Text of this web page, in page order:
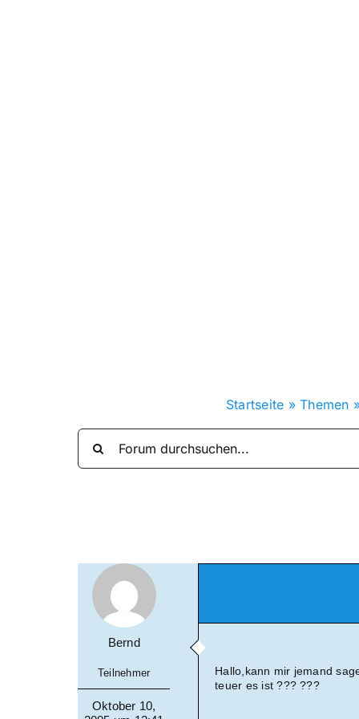
Startseite »Themen
Bernd
Teilnehmer
Oktober 10,
Hallo,kann mir jemand
teuer es ist ??? ???